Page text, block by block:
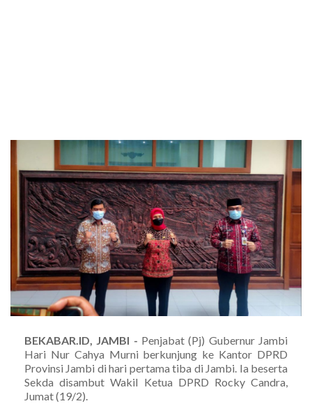
BEKABAR.ID, JAMBI - Penjabat (Pj) Gubernur Jambi
Hari Nur Cahya Murni berkunjung ke Kantor DPRD
Provinsi Jambi di hari pertama tiba di Jambi. Ia beserta
Sekda disambut Wakil Ketua DPRD Rocky Candra,
Jumat (19/2).